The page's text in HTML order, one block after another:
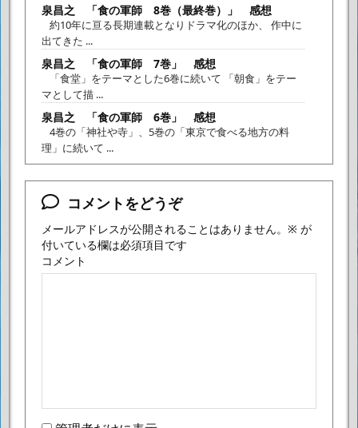
泉昌之 「食の軍師 8巻（最終巻）」 感想
約10年に亘る長期連載となりドラマ化のほか、 作中に
出てきた ...
泉昌之 「食の軍師 7巻」 感想
「食堂」をテーマとした6巻に続いて 「朝食」をテー
マとして描 ...
泉昌之 「食の軍師 6巻」 感想
4巻の「神社や寺」、5巻の「東京で食べる地方の料
理」に続いて ...
コメントをどうぞ
メールアドレスが公開されることはありません。 ※ が
付いている欄は必須項目です
コメント